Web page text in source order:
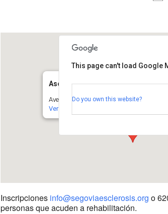
Asociación Segoviana de
Avenida de la Constitucion 17, - Segovia
Ver Eventos
This page can't load Google
Do you own this website?
Inscripciones info@segoviaesclerosis.org o
personas que acuden a rehabilitación.